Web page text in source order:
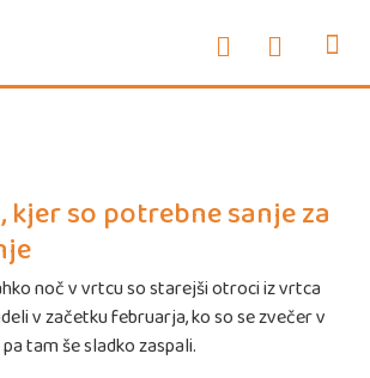
kjer so potrebne sanje za
noč v vrtcu so starejši otroci iz vrtca
v začetku februarja, ko so se zvečer v
tam še sladko zaspali.